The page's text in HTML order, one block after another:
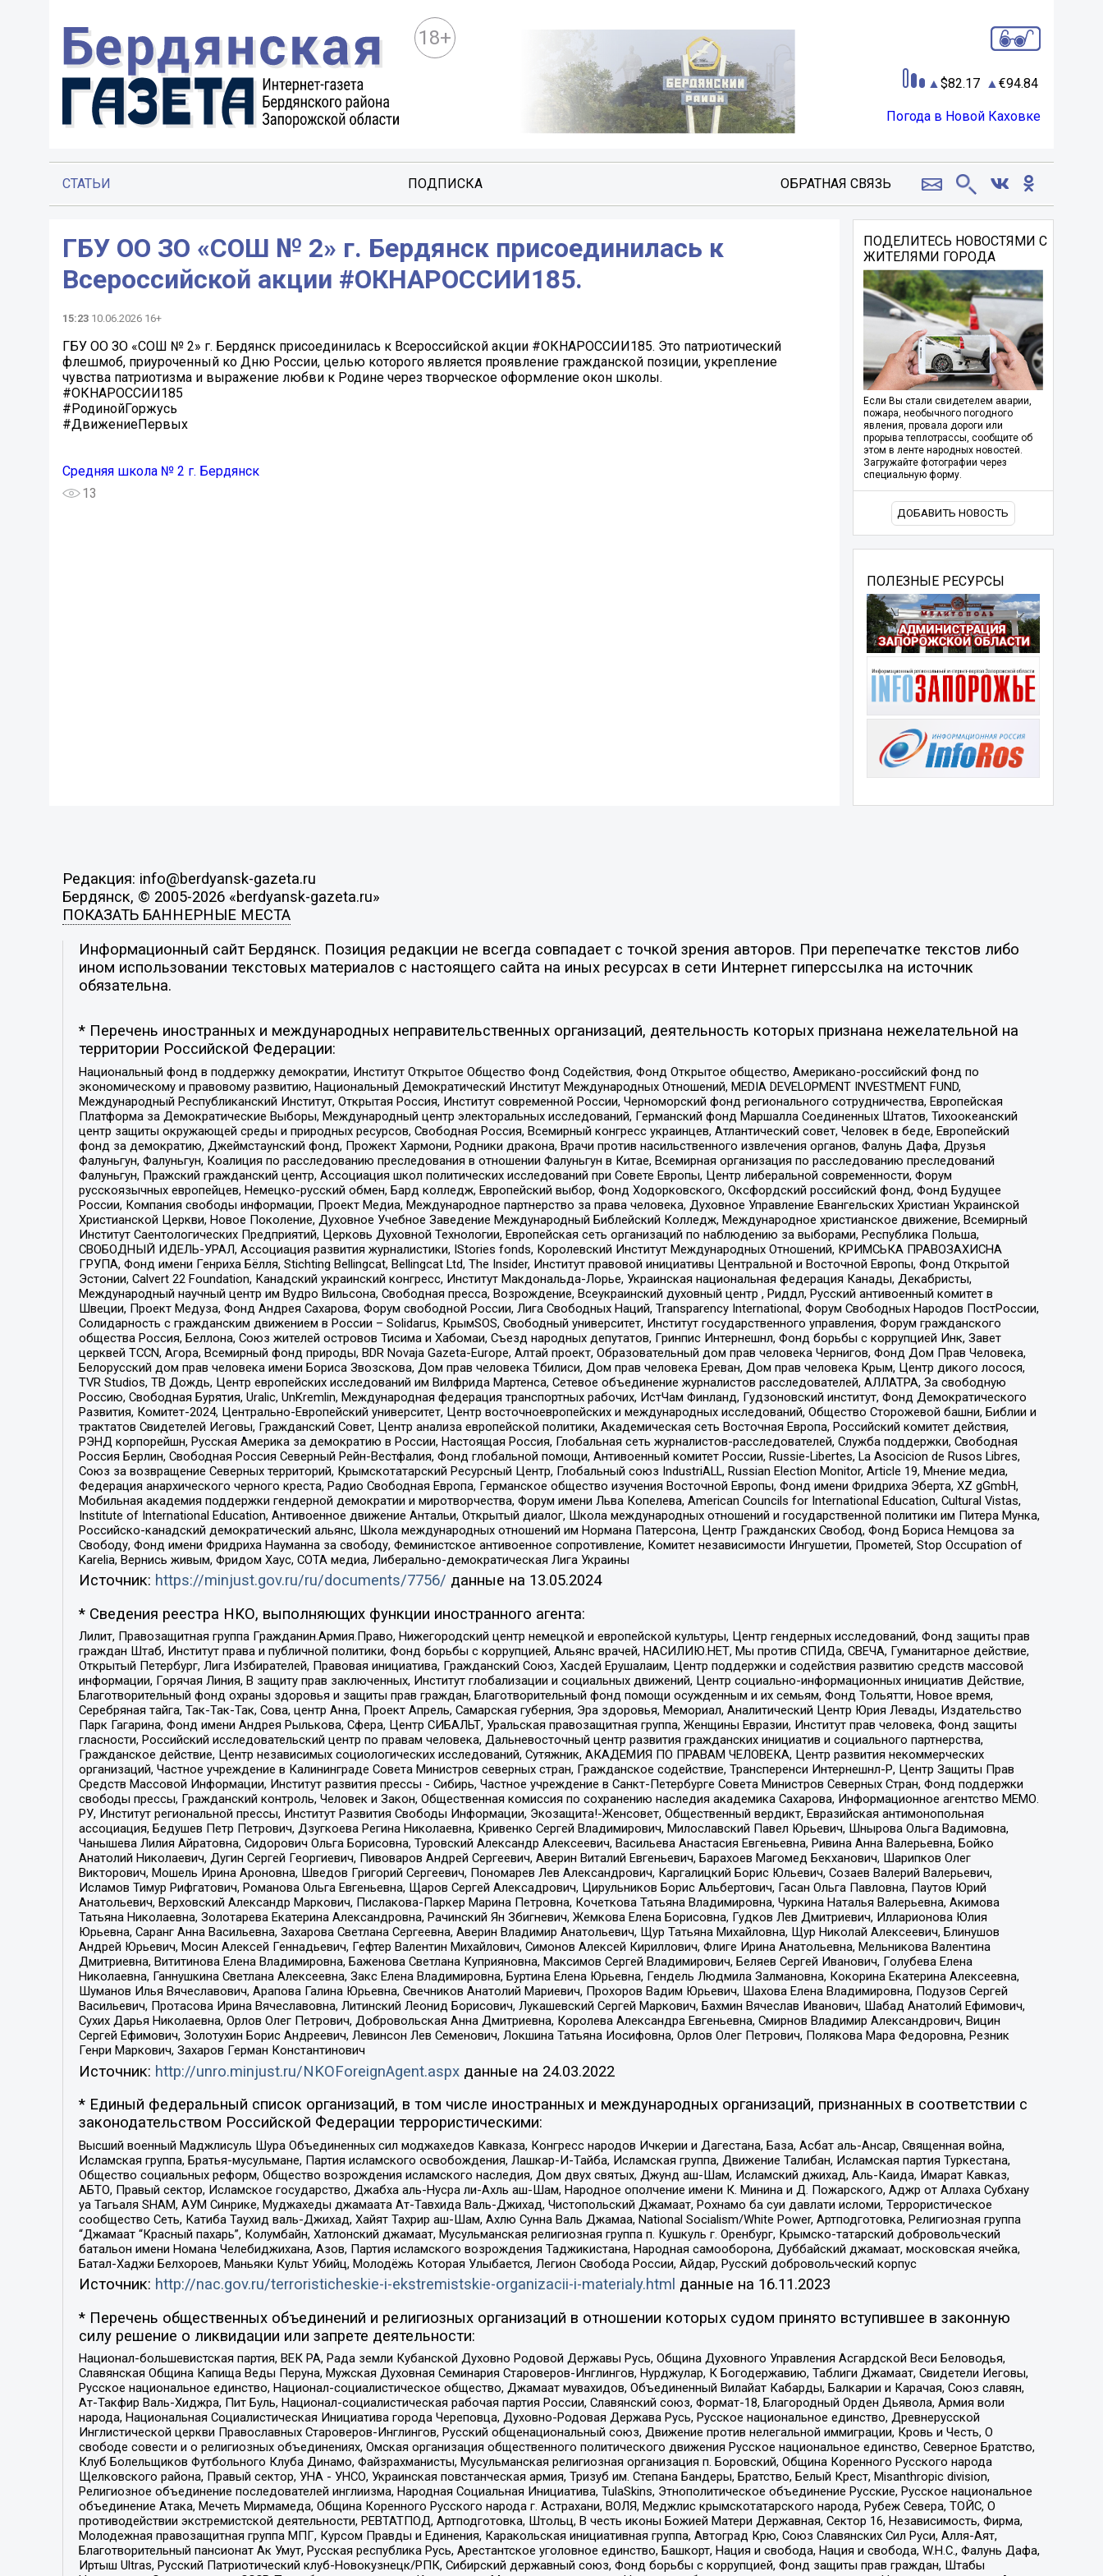
18+
82.17 94.84
Погода в Новой Каховке
СТАТЬИ ПОДПИСКА ОБРАТНАЯ СВЯЗЬ
ГБУ ОО ЗО «СОШ № 2» г. Бердянск присоединилась к
Всероссийской акции #ОКНАРОССИИ185.
15:23 10.06.2026 16+
ГБУ ОО ЗО «СОШ № 2» г. Бердянск присоединилась к Всероссийской акции #ОКНАРОССИИ185. Это патриотический
флешмоб, приуроченный ко Дню России, целью которого является проявление гражданской позиции, укрепление
чувства патриотизма и выражение любви к Родине через творческое оформление окон школы.
#ОКНАРОССИИ185
#РодинойГоржусь
#ДвижениеПервых
Средняя школа № 2 г. Бердянск
13
ПОДЕЛИТЕСЬ НОВОСТЯМИ С
ЖИТЕЛЯМИ ГОРОДА
Если Вы стали свидетелем аварии,
пожара, необычного погодного
явления, провала дороги или
прорыва теплотрассы, сообщите об
этом в ленте народных новостей.
Загружайте фотографии через
специальную форму.
ДОБАВИТЬ НОВОСТЬ
ПОЛЕЗНЫЕ РЕСУРСЫ
Редакция: info@berdyansk-gazeta.ru
Бердянск, © 2005-2026 «berdyansk-gazeta.ru»
ПОКАЗАТЬ БАННЕРНЫЕ МЕСТА
Информационный сайт Бердянск. Позиция редакции не всегда совпадает с точкой зрения авторов. При перепечатке текстов либо
ином использовании текстовых материалов с настоящего сайта на иных ресурсах в сети Интернет гиперссылка на источник
обязательна.
* Перечень иностранных и международных неправительственных организаций, деятельность которых признана нежелательной на
территории Российской Федерации:
Национальный фонд в поддержку демократии, Институт Открытое Общество Фонд Содействия, Фонд Открытое общество, Американо-российский фонд по
экономическому и правовому развитию, Национальный Демократический Институт Международных Отношений, MEDIA DEVELOPMENT INVESTMENT FUND,
Международный Республиканский Институт, Открытая Россия, Институт современной России, Черноморский фонд регионального сотрудничества, Европейская
Платформа за Демократические Выборы, Международный центр электоральных исследований, Германский фонд Маршалла Соединенных Штатов, Тихоокеанский
центр защиты окружающей среды и природных ресурсов, Свободная Россия, Всемирный конгресс украинцев, Атлантический совет, Человек в беде, Европейский
фонд за демократию, Джеймстаунский фонд, Прожект Хармони, Родники дракона, Врачи против насильственного извлечения органов, Фалунь Дафа, Друзья
Фалуньгун, Фалуньгун, Коалиция по расследованию преследования в отношении Фалуньгун в Китае, Всемирная организация по расследованию преследований
Фалуньгун, Пражский гражданский центр, Ассоциация школ политических исследований при Совете Европы, Центр либеральной современности, Форум
русскоязычных европейцев, Немецко-русский обмен, Бард колледж, Европейский выбор, Фонд Ходорковского, Оксфордский российский фонд, Фонд Будущее
России, Компания свободы информации, Проект Медиа, Международное партнерство за права человека, Духовное Управление Евангельских Христиан Украинской
Христианской Церкви, Новое Поколение, Духовное Учебное Заведение Международный Библейский Колледж, Международное христианское движение, Всемирный
Институт Саентологических Предприятий, Церковь Духовной Технологии, Европейская сеть организаций по наблюдению за выборами, Республика Польша,
СВОБОДНЫЙ ИДЕЛЬ-УРАЛ, Ассоциация развития журналистики, IStories fonds, Королевский Институт Международных Отношений, КРИМСЬКА ПРАВОЗАХИСНА
ГРУПА, Фонд имени Генриха Бёлля, Stichting Bellingcat, Bellingcat Ltd, The Insider, Институт правовой инициативы Центральной и Восточной Европы, Фонд Открытой
Эстонии, Calvert 22 Foundation, Канадский украинский конгресс, Институт Макдональда-Лорье, Украинская национальная федерация Канады, Декабристы,
Международный научный центр им Вудро Вильсона, Свободная пресса, Возрождение, Всеукраинский духовный центр , Риддл, Русский антивоенный комитет в
Швеции, Проект Медуза, Фонд Андрея Сахарова, Форум свободной России, Лига Свободных Наций, Transparеncy International, Форум Свободных Народов ПостРоссии,
Солидарность с гражданским движением в России – Solidarus, КрымSOS, Свободный университет, Институт государственного управления, Форум гражданского
общества Россия, Беллона, Союз жителей островов Тисима и Хабомаи, Съезд народных депутатов, Гринпис Интернешнл, Фонд борьбы с коррупцией Инк, Завет
церквей TCCN, Агора, Всемирный фонд природы, BDR Novaja Gazeta-Europe, Алтай проект, Образовательный дом прав человека Чернигов, Фонд Дом Прав Человека,
Белорусский дом прав человека имени Бориса Звозскова, Дом прав человека Тбилиси, Дом прав человека Ереван, Дом прав человека Крым, Центр дикого лосося,
TVR Studios, ТВ Дождь, Центр европейских исследований им Вилфрида Мартенса, Сетевое объединение журналистов расследователей, АЛЛАТРА, За свободную
Россию, Свободная Бурятия, Uralic, UnKremlin, Международная федерация транспортных рабочих, ИстЧам Финланд, Гудзоновский институт, Фонд Демократического
Развития, Комитет-2024, Центрально-Европейский университет, Центр восточноевропейских и международных исследований, Общество Сторожевой башни, Библии и
трактатов Свидетелей Иеговы, Гражданский Совет, Центр анализа европейской политики, Академическая сеть Восточная Европа, Российский комитет действия,
РЭНД корпорейшн, Русская Америка за демократию в России, Настоящая Россия, Глобальная сеть журналистов-расследователей, Служба поддержки, Свободная
Россия Берлин, Свободная Россия Северный Рейн-Вестфалия, Фонд глобальной помощи, Антивоенный комитет России, Russie-Libertes, La Asocicion de Rusos Libres,
Союз за возвращение Северных территорий, Крымскотатарский Ресурсный Центр, Глобальный союз IndustriALL, Russian Election Monitor, Article 19, Мнение медиа,
Федерация анархического черного креста, Радио Свободная Европа, Германское общество изучения Восточной Европы, Фонд имени Фридриха Эберта, XZ gGmbH,
Мобильная академия поддержки гендерной демократии и миротворчества, Форум имени Льва Копелева, American Councils for International Education, Cultural Vistas,
Institute of International Education, Антивоенное движение Антальи, Открытый диалог, Школа международных отношений и государственной политики им Питера Мунка,
Российско-канадский демократический альянс, Школа международных отношений им Нормана Патерсона, Центр Гражданских Свобод, Фонд Бориса Немцова за
Свободу, Фонд имени Фридриха Науманна за свободу, Феминистское антивоенное сопротивление, Комитет независимости Ингушетии, Прометей, Stop Occupation of
Karelia, Вернись живым, Фридом Хаус, СОТА медиа, Либерально-демократическая Лига Украины
Источник: https://minjust.gov.ru/ru/documents/7756/ данные на 13.05.2024
* Сведения реестра НКО, выполняющих функции иностранного агента:
Лилит, Правозащитная группа Гражданин.Армия.Право, Нижегородский центр немецкой и европейской культуры, Центр гендерных исследований, Фонд защиты прав
граждан Штаб, Институт права и публичной политики, Фонд борьбы с коррупцией, Альянс врачей, НАСИЛИЮ.НЕТ, Мы против СПИДа, СВЕЧА, Гуманитарное действие,
Открытый Петербург, Лига Избирателей, Правовая инициатива, Гражданский Союз, Хасдей Ерушалаим, Центр поддержки и содействия развитию средств массовой
информации, Горячая Линия, В защиту прав заключенных, Институт глобализации и социальных движений, Центр социально-информационных инициатив Действие,
Благотворительный фонд охраны здоровья и защиты прав граждан, Благотворительный фонд помощи осужденным и их семьям, Фонд Тольятти, Новое время,
Серебряная тайга, Так-Так-Так, Сова, центр Анна, Проект Апрель, Самарская губерния, Эра здоровья, Мемориал, Аналитический Центр Юрия Левады, Издательство
Парк Гагарина, Фонд имени Андрея Рылькова, Сфера, Центр СИБАЛЬТ, Уральская правозащитная группа, Женщины Евразии, Институт прав человека, Фонд защиты
гласности, Российский исследовательский центр по правам человека, Дальневосточный центр развития гражданских инициатив и социального партнерства,
Гражданское действие, Центр независимых социологических исследований, Сутяжник, АКАДЕМИЯ ПО ПРАВАМ ЧЕЛОВЕКА, Центр развития некоммерческих
организаций, Частное учреждение в Калининграде Совета Министров северных стран, Гражданское содействие, Трансперенси Интернешнл-Р, Центр Защиты Прав
Средств Массовой Информации, Институт развития прессы - Сибирь, Частное учреждение в Санкт-Петербурге Совета Министров Северных Стран, Фонд поддержки
свободы прессы, Гражданский контроль, Человек и Закон, Общественная комиссия по сохранению наследия академика Сахарова, Информационное агентство МЕМО.
РУ, Институт региональной прессы, Институт Развития Свободы Информации, Экозащита!-Женсовет, Общественный вердикт, Евразийская антимонопольная
ассоциация, Бедушев Петр Петрович, Дзугкоева Регина Николаевна, Кривенко Сергей Владимирович, Милославский Павел Юрьевич, Шнырова Ольга Вадимовна,
Чанышева Лилия Айратовна, Сидорович Ольга Борисовна, Туровский Александр Алексеевич, Васильева Анастасия Евгеньевна, Ривина Анна Валерьевна, Бойко
Анатолий Николаевич, Дугин Сергей Георгиевич, Пивоваров Андрей Сергеевич, Аверин Виталий Евгеньевич, Барахоев Магомед Бекханович, Шарипков Олег
Викторович, Мошель Ирина Ароновна, Шведов Григорий Сергеевич, Пономарев Лев Александрович, Каргалицкий Борис Юльевич, Созаев Валерий Валерьевич,
Исламов Тимур Рифгатович, Романова Ольга Евгеньевна, Щаров Сергей Алексадрович, Цирульников Борис Альбертович, Гасан Ольга Павловна, Паутов Юрий
Анатольевич, Верховский Александр Маркович, Пислакова-Паркер Марина Петровна, Кочеткова Татьяна Владимировна, Чуркина Наталья Валерьевна, Акимова
Татьяна Николаевна, Золотарева Екатерина Александровна, Рачинский Ян Збигневич, Жемкова Елена Борисовна, Гудков Лев Дмитриевич, Илларионова Юлия
Юрьевна, Саранг Анна Васильевна, Захарова Светлана Сергеевна, Аверин Владимир Анатольевич, Щур Татьяна Михайловна, Щур Николай Алексеевич, Блинушов
Андрей Юрьевич, Мосин Алексей Геннадьевич, Гефтер Валентин Михайлович, Симонов Алексей Кириллович, Флиге Ирина Анатольевна, Мельникова Валентина
Дмитриевна, Вититинова Елена Владимировна, Баженова Светлана Куприяновна, Максимов Сергей Владимирович, Беляев Сергей Иванович, Голубева Елена
Николаевна, Ганнушкина Светлана Алексеевна, Закс Елена Владимировна, Буртина Елена Юрьевна, Гендель Людмила Залмановна, Кокорина Екатерина Алексеевна,
Шуманов Илья Вячеславович, Арапова Галина Юрьевна, Свечников Анатолий Мариевич, Прохоров Вадим Юрьевич, Шахова Елена Владимировна, Подузов Сергей
Васильевич, Протасова Ирина Вячеславовна, Литинский Леонид Борисович, Лукашевский Сергей Маркович, Бахмин Вячеслав Иванович, Шабад Анатолий Ефимович,
Сухих Дарья Николаевна, Орлов Олег Петрович, Добровольская Анна Дмитриевна, Королева Александра Евгеньевна, Смирнов Владимир Александрович, Вицин
Сергей Ефимович, Золотухин Борис Андреевич, Левинсон Лев Семенович, Локшина Татьяна Иосифовна, Орлов Олег Петрович, Полякова Мара Федоровна, Резник
Генри Маркович, Захаров Герман Константинович
Источник: http://unro.minjust.ru/NKOForeignAgent.aspxданные на 24.03.2022
* Единый федеральный список организаций, в том числе иностранных и международных организаций, признанных в соответствии с
законодательством Российской Федерации террористическими:
Высший военный Маджлисуль Шура Объединенных сил моджахедов Кавказа, Конгресс народов Ичкерии и Дагестана, База, Асбат аль-Ансар, Священная война,
Исламская группа, Братья-мусульмане, Партия исламского освобождения, Лашкар-И-Тайба, Исламская группа, Движение Талибан, Исламская партия Туркестана,
Общество социальных реформ, Общество возрождения исламского наследия, Дом двух святых, Джунд аш-Шам, Исламский джихад, Аль-Каида, Имарат Кавказ,
АБТО, Правый сектор, Исламское государство, Джабха аль-Нусра ли-Ахль аш-Шам, Народное ополчение имени К. Минина и Д. Пожарского, Аджр от Аллаха Субхану
уа Тагьаля SHAM, АУМ Синрике, Муджахеды джамаата Ат-Тавхида Валь-Джихад, Чистопольский Джамаат, Рохнамо ба суи давлати исломи, Террористическое
сообщество Сеть, Катиба Таухид валь-Джихад, Хайят Тахрир аш-Шам, Ахлю Сунна Валь Джамаа, National Socialism/White Power, Артподготовка, Религиозная группа
“Джамаат “Красный пахарь”, Колумбайн, Хатлонский джамаат, Мусульманская религиозная группа п. Кушкуль г. Оренбург, Крымско-татарский добровольческий
батальон имени Номана Челебиджихана, Азов, Партия исламского возрождения Таджикистана, Народная самооборона, Дуббайский джамаат, московская ячейка,
Батал-Хаджи Белхороев, Маньяки Культ Убийц, Молодёжь Которая Улыбается, Легион Свобода России, Айдар, Русский добровольческий корпус
Источник: http://nac.gov.ru/terroristicheskie-i-ekstremistskie-organizacii-i-materialy.html данные на 16.11.2023
* Перечень общественных объединений и религиозных организаций в отношении которых судом принято вступившее в законную
силу решение о ликвидации или запрете деятельности:
Национал-большевистская партия, ВЕК РА, Рада земли Кубанской Духовно Родовой Державы Русь, Община Духовного Управления Асгардской Веси Беловодья,
Славянская Община Капища Веды Перуна, Мужская Духовная Семинария Староверов-Инглингов, Нурджулар, К Богодержавию, Таблиги Джамаат, Свидетели Иеговы,
Русское национальное единство, Национал-социалистическое общество, Джамаат мувахидов, Объединенный Вилайат Кабарды, Балкарии и Карачая, Союз славян,
Ат-Такфир Валь-Хиджра, Пит Буль, Национал-социалистическая рабочая партия России, Славянский союз, Формат-18, Благородный Орден Дьявола, Армия воли
народа, Национальная Социалистическая Инициатива города Череповца, Духовно-Родовая Держава Русь, Русское национальное единство, Древнерусской
Инглистической церкви Православных Староверов-Инглингов, Русский общенациональный союз, Движение против нелегальной иммиграции, Кровь и Честь, О
свободе совести и о религиозных объединениях, Омская организация общественного политического движения Русское национальное единство, Северное Братство,
Клуб Болельщиков Футбольного Клуба Динамо, Файзрахманисты, Мусульманская религиозная организация п. Боровский, Община Коренного Русского народа
Щелковского района, Правый сектор, УНА - УНСО, Украинская повстанческая армия, Тризуб им. Степана Бандеры, Братство, Белый Крест, Misanthropic division,
Религиозное объединение последователей инглиизма, Народная Социальная Инициатива, TulaSkins, Этнополитическое объединение Русские, Русское национальное
объединение Атака, Мечеть Мирмамеда, Община Коренного Русского народа г. Астрахани, ВОЛЯ, Меджлис крымскотатарского народа, Рубеж Севера, ТОЙС, О
противодействии экстремистской деятельности, РЕВТАТПОД, Артподготовка, Штольц, В честь иконы Божией Матери Державная, Сектор 16, Независимость, Фирма,
Молодежная правозащитная группа МПГ, Курсом Правды и Единения, Каракольская инициативная группа, Автоград Крю, Союз Славянских Сил Руси, Алля-Аят,
Благотворительный пансионат Ак Умут, Русская республика Русь, Арестантское уголовное единство, Башкорт, Нация и свобода, Нация и свобода, W.H.С., Фалунь Дафа,
Иртыш Ultras, Русский Патриотический клуб-Новокузнецк/РПК, Сибирский державный союз, Фонд борьбы с коррупцией, Фонд защиты прав граждан, Штабы